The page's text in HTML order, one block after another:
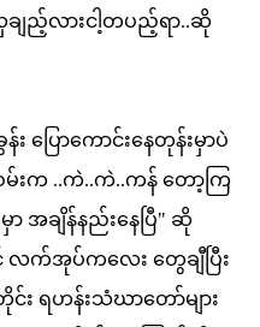
ချည့်လားငါ့တပည့်ရာ..ဆို
ြောကောင်းနေတုန်းမှာပဲ
မ်းက ..ကဲ..ကဲ..ကန် တော့ကြ
အချိန်နည်းနေပြီ" ဆို
လက်အုပ်ကလေး တွေချီပြီး
း ရဟန်းသံဃာတော်များ